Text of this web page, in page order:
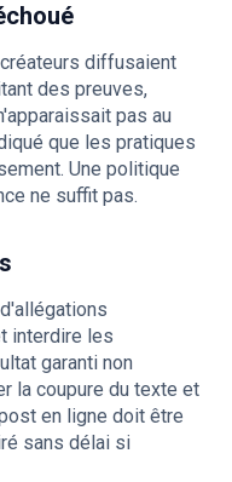
diffusaient
des preuves,
pas au
que les pratiques
Une politique
ne suffit pas.
interdire les
garanti non
la coupure du texte et
en ligne doit être
sans délai si